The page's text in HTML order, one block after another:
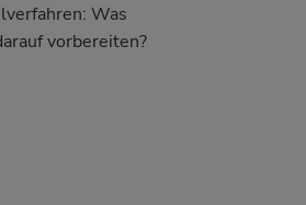
Was
vorbereiten?